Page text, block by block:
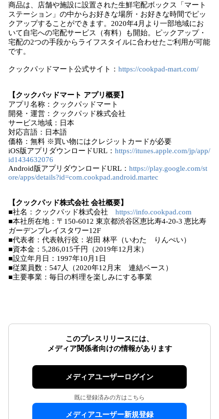
商品は、店舗や施設に設置された生鮮宅配ボックス「マート
ステーション」の中からお好きな場所・お好きな時間でピッ
クアップすることができます。2020年4月より一部地域にお
いて自宅への宅配サービス（有料）も開始。ピックアップ・
宅配の2つの手段からライフスタイルに合わせたご利用が可能
です。
クックパッドマート公式サイト： https://cookpad-mart.com/
【クックパッドマート アプリ概要】
アプリ名称：クックパッドマート
開発・運営：クックパッド株式会社
サービス地域：日本
対応言語：日本語
価格：無料 ※買い物にはクレジットカードが必要
iOS版アプリダウンロードURL： https://itunes.apple.com/jp/app/
id1434632076
Android版アプリダウンロードURL： https://play.google.com/st
ore/apps/details?id=com.cookpad.android.martec
【クックパッド株式会社 会社概要】
■社名：クックパッド株式会社 https://info.cookpad.com
■本社所在地：〒150-6012 東京都渋谷区恵比寿4-20-3 恵比寿
ガーデンプレイスタワー12F
■代表者：代表執行役：岩田 林平（いわた りんぺい）
■資本金：5,286,015千円（2019年12月末）
■設立年月日：1997年10月1日
■従業員数：547人（2020年12月末 連結ベース）
■主要事業：毎日の料理を楽しみにする事業
このプレスリリースには、
メディア関係者向けの情報があります
メディアユーザーログイン
既に登録済みの方はこちら
メディアユーザー新規登録